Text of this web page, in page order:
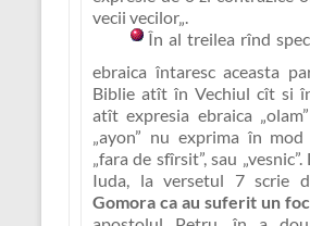
vecii vecilor„.
În al treilea rînd
ebraica întaresc aceasta
Biblie atît în Vechiul cît si
atît expresia ebraica „olam”
„ayon” nu exprima în mod
„fara de sfîrsit”, sau „vesnic”.
Iuda, la versetul 7 scrie
Gomora ca au suferit un